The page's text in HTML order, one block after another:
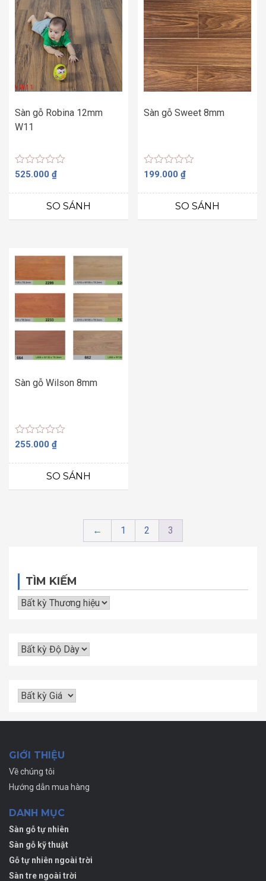
Sàn gỗ Robina 12mm
W11
Được
hạng
sao
525.000 ₫
SO SÁNH
Sàn gỗ Sweet 8mm
Được
hạng
sao
199.000₫
SO SÁNH
Sàn gỗ Wilson 8mm
Được
hạng
sao
255.000 ₫
SO SÁNH
← 1 2 3
TÌM KIẾM
GIỚI THIỆU
Về chúng tôi
Hướng dẫn mua hàng
DANH MỤC
Sàn gỗ tự nhiên
Sàn gỗ kỹ thuật
Gỗ tự nhiên ngoài trời
Sàn tre ngoài trời